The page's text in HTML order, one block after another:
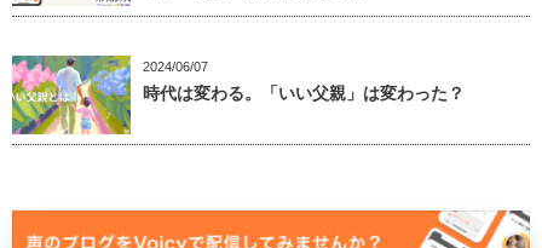
2024/06/07
時代は変わる。「いい父親」は変わった？